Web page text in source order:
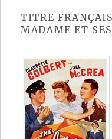
TITRE
MADAME ET